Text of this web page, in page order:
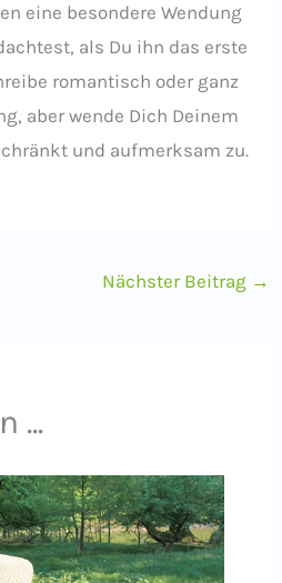
eine besondere Wendung
als Du ihn das erste
romantisch oder ganz
aber wende Dich Deinem
und aufmerksam zu.
Nächster Beitrag →
...